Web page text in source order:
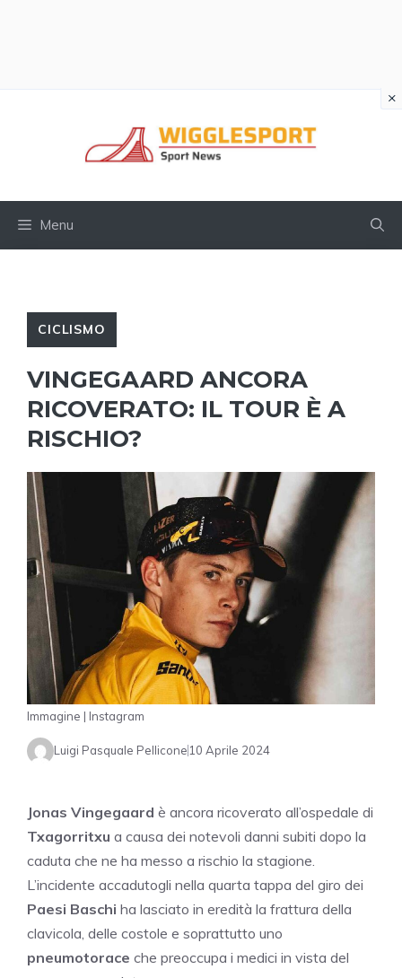
Menu
CICLISMO
VINGEGAARD ANCORA
RICOVERATO: IL TOUR È A
RISCHIO?
Immagine | Instagram
Luigi Pasquale Pellicone10 Aprile 2024
Jonas Vingegaard è ancora ricoverato all’ospedale di
Txagorritxu a causa dei notevoli danni subiti dopo la
caduta che ne ha messo a rischio la stagione.
L’incidente accadutogli nella quarta tappa del giro dei
Paesi Baschi ha lasciato in eredità la frattura della
clavicola, delle costole e soprattutto uno
pneumotorace che preoccupa i medici in vista del
×